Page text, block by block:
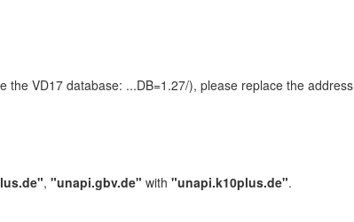
VD17 database: ...DB=1.27/), please replace the address
, "unapi.gbv.de" with "unapi.k10plus.de".